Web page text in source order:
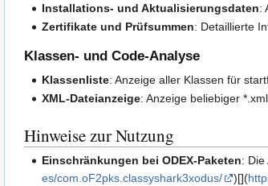
Installations- und Aktualisierungsdaten:
Zertifikate und Prüfsummen: Detaillierte
Klassen- und Code-Analyse
Klassenliste: Anzeige aller Klassen für
XML-Dateianzeige: Anzeige beliebiger
Hinweise zur Nutzung
Einschränkungen bei ODEX-Paketen:
es/com.oF2pks.classyshark3xodus/
)[](